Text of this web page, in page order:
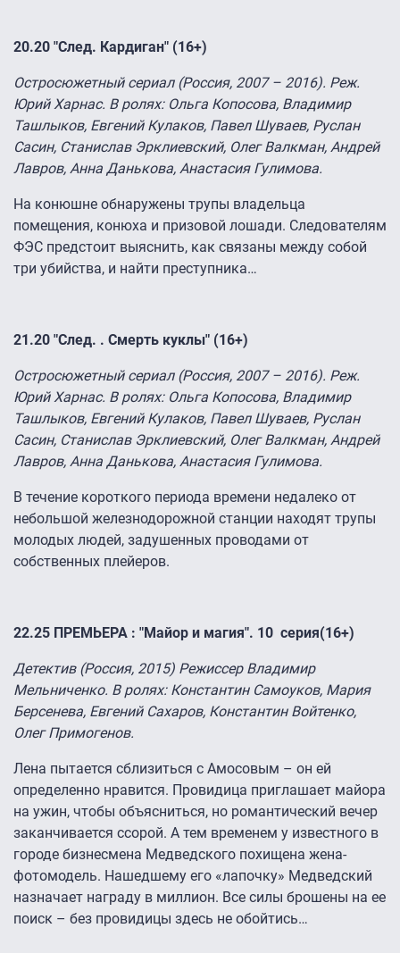
20.20 "След. Кардиган" (16+)
Остросюжетный сериал (Россия, 2007 – 2016). Реж.
Юрий Харнас. В ролях: Ольга Копосова, Владимир
Ташлыков, Евгений Кулаков, Павел Шуваев, Руслан
Сасин, Станислав Эрклиевский, Олег Валкман, Андрей
Лавров, Анна Данькова, Анастасия Гулимова.
На конюшне обнаружены трупы владельца
помещения, конюха и призовой лошади. Следователям
ФЭС предстоит выяснить, как связаны между собой
три убийства, и найти преступника…
21.20 "След. . Смерть куклы" (16+)
Остросюжетный сериал (Россия, 2007 – 2016). Реж.
Юрий Харнас. В ролях: Ольга Копосова, Владимир
Ташлыков, Евгений Кулаков, Павел Шуваев, Руслан
Сасин, Станислав Эрклиевский, Олег Валкман, Андрей
Лавров, Анна Данькова, Анастасия Гулимова.
В течение короткого периода времени недалеко от
небольшой железнодорожной станции находят трупы
молодых людей, задушенных проводами от
собственных плейеров.
22.25 ПРЕМЬЕРА : "Майор и магия". 10 серия(16+)
Детектив (Россия, 2015) Режиссер Владимир
Мельниченко. В ролях: Константин Самоуков, Мария
Берсенева, Евгений Сахаров, Константин Войтенко,
Олег Примогенов.
Лена пытается сблизиться с Амосовым – он ей
определенно нравится. Провидица приглашает майора
на ужин, чтобы объясниться, но романтический вечер
заканчивается ссорой. А тем временем у известного в
городе бизнесмена Медведского похищена жена-
фотомодель. Нашедшему его «лапочку» Медведский
назначает награду в миллион. Все силы брошены на ее
поиск – без провидицы здесь не обойтись…